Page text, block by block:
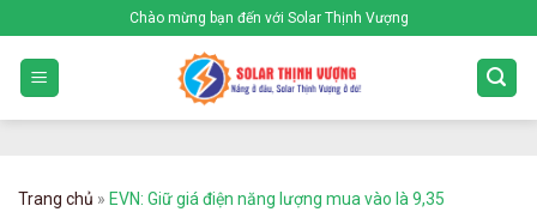
to
content
Chào mừng bạn đến với Solar Thịnh Vượng
Trang chủ » EVN: Giữ giá điện năng lượng mua vào là 9,35